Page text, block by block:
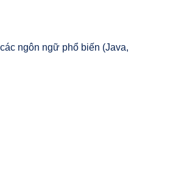
ngôn ngữ phổ biến (Java,